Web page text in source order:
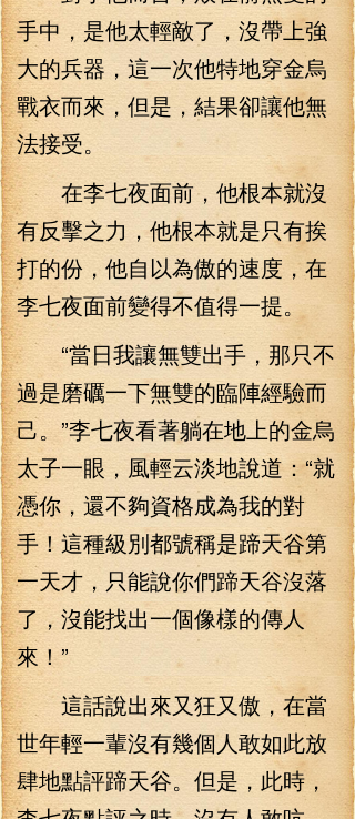
手中，是他太輕敵了，沒帶上強
大的兵器，這一次他特地穿金烏
戰衣而來，但是，結果卻讓他無
法接受。
在李七夜面前，他根本就沒
有反擊之力，他根本就是只有挨
打的份，他自以為傲的速度，在
李七夜面前變得不值得一提。
“當日我讓無雙出手，那只不
過是磨礪一下無雙的臨陣經驗而
己。”李七夜看著躺在地上的金烏
太子一眼，風輕云淡地說道：“就
憑你，還不夠資格成為我的對
手！這種級別都號稱是蹄天谷第
一天才，只能說你們蹄天谷沒落
了，沒能找出一個像樣的傳人
來！”
這話說出來又狂又傲，在當
世年輕一輩沒有幾個人敢如此放
肆地點評蹄天谷。但是，此時，